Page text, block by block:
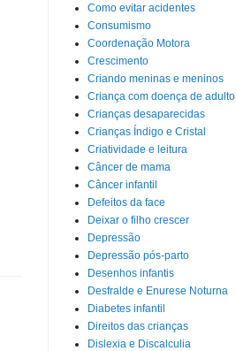
Como evitar acidentes
Consumismo
Coordenação Motora
Crescimento
Criando meninas e meninos
Criança com doença de adulto
Crianças desaparecidas
Crianças Índigo e Cristal
Criatividade e leitura
Câncer de mama
Câncer infantil
Defeitos da face
Deixar o filho crescer
Depressão
Depressão pós-parto
Desenhos infantis
Desfralde e Enurese Noturna
Diabetes infantil
Direitos das crianças
Dislexia e Discalculia